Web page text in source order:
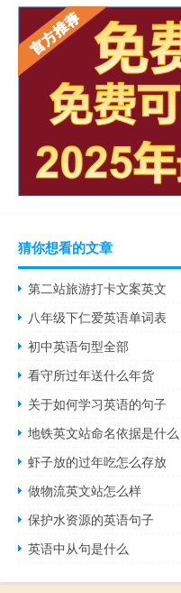
猜你想看的文章
第二站旅游打卡文案英文
八年级下仁爱英语单词表
初中英语句型全部
看守所过年送什么年货
关于如何学习英语的句子
地铁英文站命名依据是什么
虾子放的过年吃怎么存放
做物流英文站怎么样
保护水资源的英语句子
英语中从句是什么